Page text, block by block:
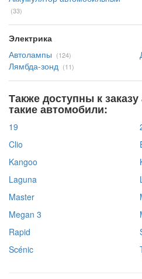
(33)
Электрика
Автолампы (124)
Лямбда-зонд (11)
Также доступны к
такие автомобили:
19
Clio
Kangoo
Laguna
Master
Megan 3
Rapid
Scénic